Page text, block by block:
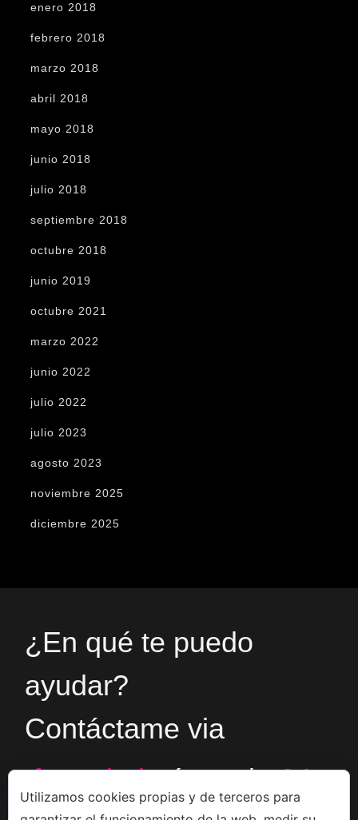
enero 2018
febrero 2018
marzo 2018
abril 2018
mayo 2018
junio 2018
julio 2018
septiembre 2018
octubre 2018
junio 2019
octubre 2021
marzo 2022
junio 2022
julio 2022
julio 2023
agosto 2023
noviembre 2025
diciembre 2025
¿En qué te puedo
ayudar?
Contáctame via
formularioó en el+34
Utilizamos cookies propias y de terceros para